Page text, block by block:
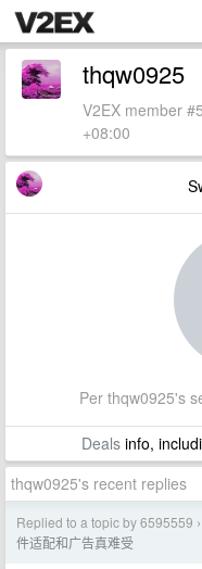
thqw0925
V2EX member
+08:00
Per thqw0925's
Dealsinfo,
thqw0925's recent replies
Replied to a topic by 6595559 ›
件适配和广告真难受